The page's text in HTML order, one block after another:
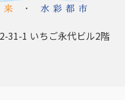
31-1 いちご永代ビル2階